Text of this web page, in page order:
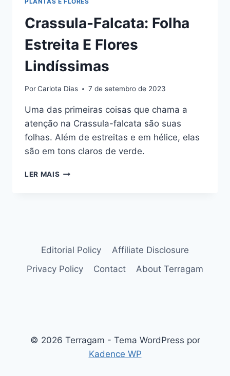
Crassula-Falcata: Folha
Estreita E Flores
Lindíssimas
PorCarlota Dias 7 de setembro de 2023
Uma das primeiras coisas que chama a
atenção na Crassula-falcata são suas
folhas. Além de estreitas e em hélice, elas
são em tons claros de verde.
LER MAIS CRASSULA-
Editorial Policy
Affiliate Disclosure
Privacy Policy
Contact About Terragam
© 2026 Terragam - Tema WordPress por
Kadence WP